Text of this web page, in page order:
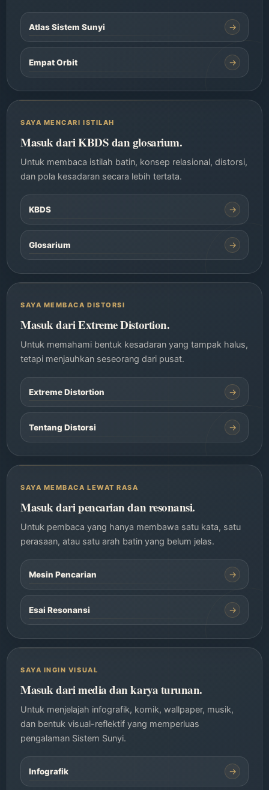
Atlas Sistem Sunyi →
Empat Orbit →
SAYA MENCARI ISTILAH
Masuk dari KBDS dan glosarium.
Untuk membaca istilah batin, konsep relasional, distorsi,
dan pola kesadaran secara lebih tertata.
KBDS →
Glosarium →
SAYA MEMBACA DISTORSI
Masuk dari Extreme Distortion.
Untuk memahami bentuk kesadaran yang tampak halus,
tetapi menjauhkan seseorang dari pusat.
Extreme Distortion →
Tentang Distorsi →
SAYA MEMBACA LEWAT RASA
Masuk dari pencarian dan resonansi.
Untuk pembaca yang hanya membawa satu kata, satu
perasaan, atau satu arah batin yang belum jelas.
Mesin Pencarian →
Esai Resonansi →
SAYA INGIN VISUAL
Masuk dari media dan karya turunan.
Untuk menjelajah infografik, komik, wallpaper, musik,
dan bentuk visual-reflektif yang memperluas
pengalaman Sistem Sunyi.
Infografik →